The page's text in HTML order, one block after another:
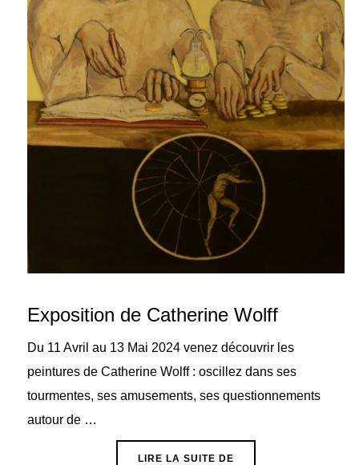
Exposition de Catherine Wolff
Du 11 Avril au 13 Mai 2024 venez découvrir les
peintures de Catherine Wolff : oscillez dans ses
tourmentes, ses amusements, ses questionnements
autour de …
LIRE LA SUITE DE